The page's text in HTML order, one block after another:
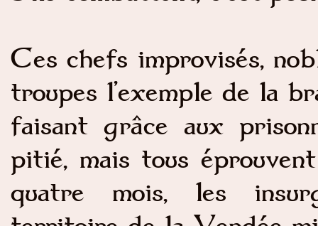
Ces chefs improvisés,
troupes l’exemple de la
faisant grâce aux
pitié, mais tous
quatre mois, les